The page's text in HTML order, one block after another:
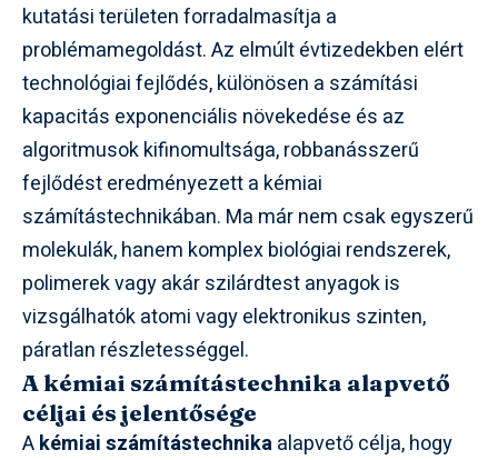
kutatási területen forradalmasítja a
problémamegoldást. Az elmúlt évtizedekben elért
technológiai fejlődés, különösen a számítási
kapacitás exponenciális növekedése és az
algoritmusok kifinomultsága, robbanásszerű
fejlődést eredményezett a kémiai
számítástechnikában. Ma már nem csak egyszerű
molekulák, hanem komplex biológiai rendszerek,
polimerek vagy akár szilárdtest anyagok is
vizsgálhatók atomi vagy elektronikus szinten,
páratlan részletességgel.
A kémiai számítástechnika alapvető
céljai és jelentősége
Akémiai számítástechnikaalapvető célja, hogy